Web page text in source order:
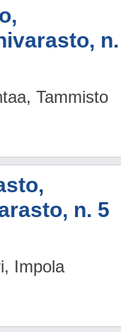
n.
Tammisto
n. 5
Impola